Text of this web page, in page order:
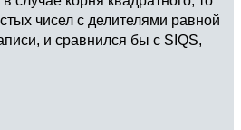
чисел с делителями равной
и сравнился бы с SIQS,